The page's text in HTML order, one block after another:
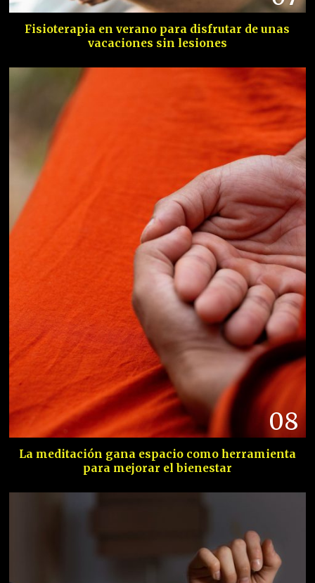
Fisioterapia en verano para disfrutar de unas
vacaciones sin lesiones
08
La meditación gana espacio como herramienta
para mejorar el bienestar